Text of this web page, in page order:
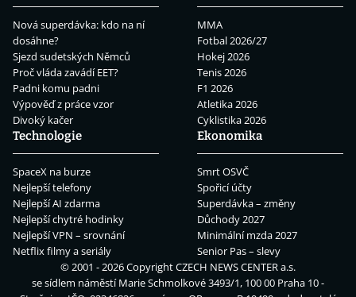
Nová superdávka: kdo na ní
dosáhne?
Sjezd sudetských Němců
Proč vláda zavádí EET?
Padni komu padni
Výpověď z práce vzor
Divoký kačer
MMA
Fotbal 2026/27
Hokej 2026
Tenis 2026
F1 2026
Atletika 2026
Cyklistika 2026
Technologie
SpaceX na burze
Nejlepší telefony
Nejlepší AI zdarma
Nejlepší chytré hodinky
Nejlepší VPN – srovnání
Netflix filmy a seriály
Ekonomika
Smrt OSVČ
Spořicí účty
Superdávka – změny
Důchody 2027
Minimální mzda 2027
Senior Pas – slevy
© 2001 - 2026 CopyrightCZECH NEWS CENTER a.s.
se sídlem náměstí Marie Schmolkové 3493/1, 100 00 Praha 10 -